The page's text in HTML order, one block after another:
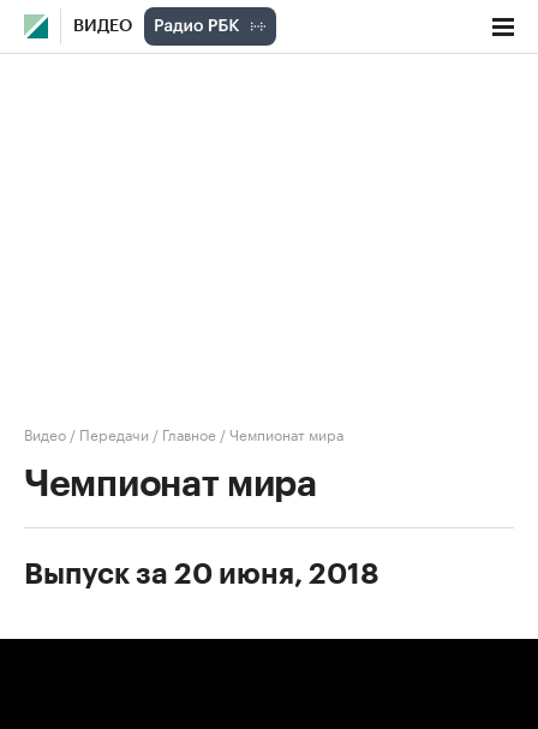
ВИДЕО
Видео / Передачи / Главное /Чемпионат мира
Чемпионат мира
Выпуск за 20 июня, 2018